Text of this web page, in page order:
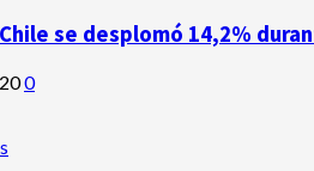
se desplomó 14,2%
0